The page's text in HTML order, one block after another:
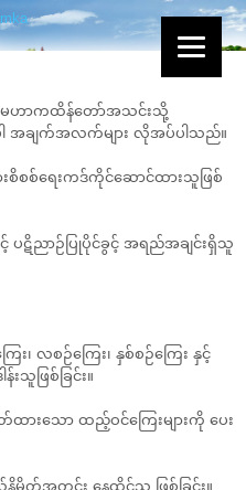
း မဟာကထိန်တော်အသင်းသို့
အချက်အလက်များ လိုအပ်ပါသည်။
စစ်ရေးကဒ်ကိုင်ဆောင်ထားသူဖြစ်
င့် ပဋိညာဉ်ပြုပိုင်ခွင့် အရည်အချင်းရှိသူ
း၊ လစဉ်ကြေး၊ နှစ်စဉ်ကြေး နှင့်
ဖြစ်ခြင်း။
ားသော ထည့်ဝင်ကြေးများကို ပေး
နိမိတ်အတွင်း နေထိုင်သူ ဖြစ်ခြင်း။